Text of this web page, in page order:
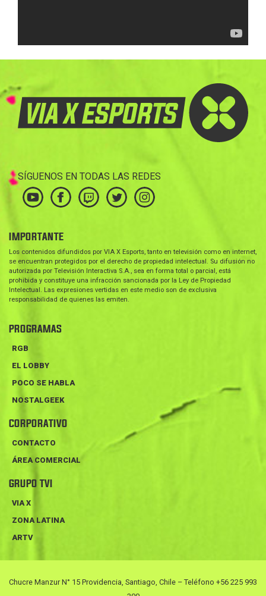
SÍGUENOS EN TODAS LAS REDES
IMPORTANTE
Los contenidos difundidos por VIA X Esports, tanto en televisión como en internet,
se encuentran protegidos por el derecho de propiedad intelectual. Su difusión no
autorizada por Televisión Interactiva S.A., sea en forma total o parcial, está
prohibida y constituye una infracción sancionada por la Ley de Propiedad
Intelectual. Las expresiones vertidas en este medio son de exclusiva
responsabilidad de quienes las emiten.
PROGRAMAS
RGB
EL LOBBY
POCO SE HABLA
NOSTALGEEK
CORPORATIVO
CONTACTO
ÁREA COMERCIAL
GRUPO TVI
VIA X
ZONA LATINA
ARTV
Chucre Manzur N° 15 Providencia, Santiago, Chile – Teléfono +56 225 993